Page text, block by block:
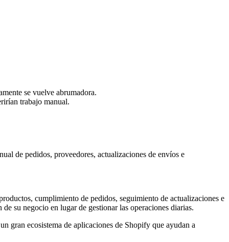
se vuelve abrumadora.
trabajo manual.
de pedidos, proveedores, actualizaciones de envíos e
cumplimiento de pedidos, seguimiento de actualizaciones e
su negocio en lugar de gestionar las operaciones diarias.
gran ecosistema de aplicaciones de Shopify que ayudan a